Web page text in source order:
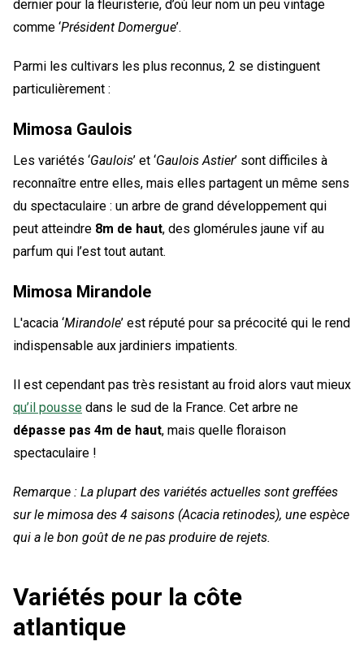
dernier pour la fleuristerie, d’où leur nom un peu vintage
comme ‘Président Domergue’.
Parmi les cultivars les plus reconnus, 2 se distinguent
particulièrement :
Mimosa Gaulois
Les variétés ‘Gaulois’ et ‘Gaulois Astier’ sont difficiles à
reconnaître entre elles, mais elles partagent un même sens
du spectaculaire : un arbre de grand développement qui
peut atteindre 8m de haut, des glomérules jaune vif au
parfum qui l’est tout autant.
Mimosa Mirandole
L'acacia ‘Mirandole’ est réputé pour sa précocité qui le rend
indispensable aux jardiniers impatients.
Il est cependant pas très resistant au froid alors vaut mieux
qu’il pousse dans le sud de la France. Cet arbre ne
dépasse pas 4m de haut, mais quelle floraison
spectaculaire !
Remarque : La plupart des variétés actuelles sont greffées
sur le mimosa des 4 saisons (Acacia retinodes), une espèce
qui a le bon goût de ne pas produire de rejets.
Variétés pour la côte
atlantique